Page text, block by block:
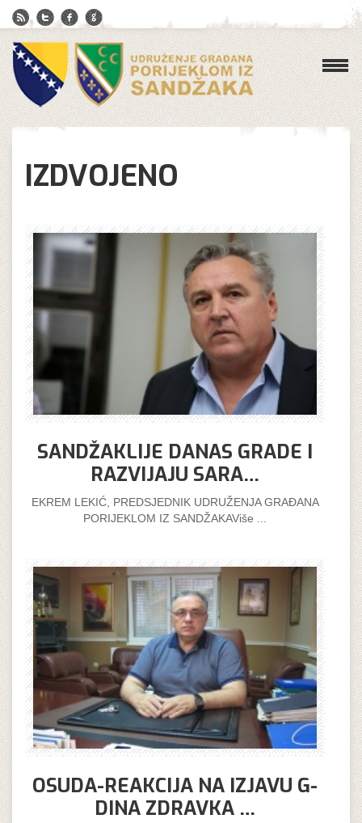
IZDVOJENO
SANDŽAKLIJE DANAS GRADE I
RAZVIJAJU SARA…
EKREM LEKIĆ, PREDSJEDNIK UDRUŽENJA GRAĐANA
PORIJEKLOM IZ SANDŽAKAViše ...
OSUDA-REAKCIJA NA IZJAVU G-
DINA ZDRAVKA …